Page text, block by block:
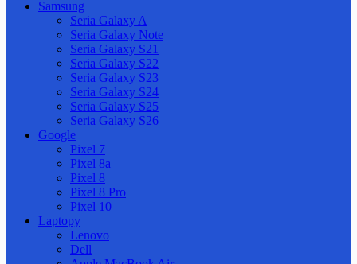
Samsung
Seria Galaxy A
Seria Galaxy Note
Seria Galaxy S21
Seria Galaxy S22
Seria Galaxy S23
Seria Galaxy S24
Seria Galaxy S25
Seria Galaxy S26
Google
Pixel 7
Pixel 8a
Pixel 8
Pixel 8 Pro
Pixel 10
Laptopy
Lenovo
Dell